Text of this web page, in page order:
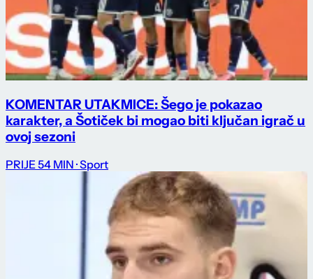
KOMENTAR UTAKMICE: Šego je pokazao
karakter, a Šotiček bi mogao biti ključan igrač u
ovoj sezoni
PRIJE 54 MIN · Sport